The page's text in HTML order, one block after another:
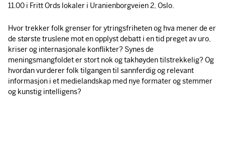
11.00 i Fritt Ords lokaler i Uranienborgveien 2, Oslo.
Hvor trekker folk grenser for ytringsfriheten og hva mener de er
de største truslene mot en opplyst debatt i en tid preget av uro,
kriser og internasjonale konflikter? Synes de
meningsmangfoldet er stort nok og takhøyden tilstrekkelig? Og
hvordan vurderer folk tilgangen til sannferdig og relevant
informasjon i et medielandskap med nye formater og stemmer
og kunstig intelligens?